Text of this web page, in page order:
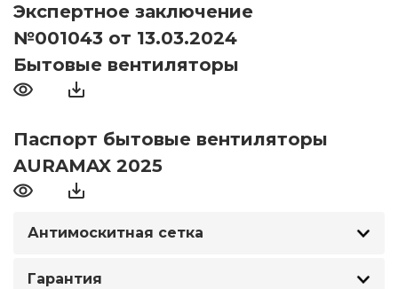
Экспертное заключение
№001043 от 13.03.2024
Бытовые вентиляторы
Паспорт бытовые вентиляторы
AURAMAX 2025
Антимоскитная сетка
Гарантия